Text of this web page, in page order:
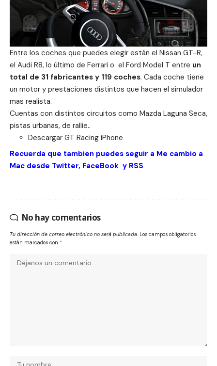
Entre los coches que puedes elegir están el Nissan GT-R,
el Audi R8, lo último de Ferrari o el Ford Model T entre un
total de 31 fabricantes y 119 coches. Cada coche tiene
un motor y prestaciones distintos que hacen el simulador
mas realista.
Cuentas con distintos circuitos como Mazda Laguna Seca,
pistas urbanas, de rallie..
Descargar GT Racing iPhone
Recuerda que tambien puedes seguir a Me cambio a
Mac desde Twitter, FaceBook y RSS
No hay comentarios
Tu dirección de correo electrónico no será publicada. Los campos obligatorios
están marcados con *